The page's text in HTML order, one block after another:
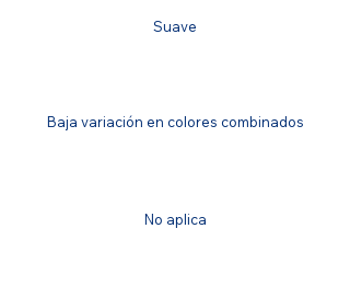
Suave
Baja variación en colores combinados
No aplica